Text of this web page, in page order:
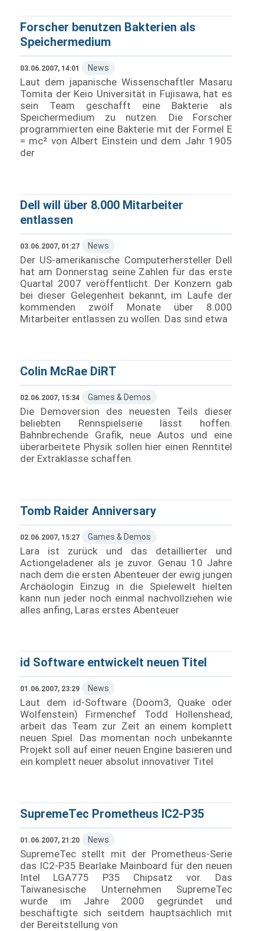
Forscher benutzen Bakterien als
Speichermedium
03.06.2007, 14:01 News
Laut dem japanische Wissenschaftler Masaru
Tomita der Keio Universität in Fujisawa, hat es
sein Team geschafft eine Bakterie als
Speichermedium zu nutzen. Die Forscher
programmierten eine Bakterie mit der Formel E
= mc² von Albert Einstein und dem Jahr 1905
der
Dell will über 8.000 Mitarbeiter
entlassen
03.06.2007, 01:27 News
Der US-amerikanische Computerhersteller Dell
hat am Donnerstag seine Zahlen für das erste
Quartal 2007 veröffentlicht. Der Konzern gab
bei dieser Gelegenheit bekannt, im Laufe der
kommenden zwölf Monate über 8.000
Mitarbeiter entlassen zu wollen. Das sind etwa
Colin McRae DiRT
02.06.2007, 15:34 Games & Demos
Die Demoversion des neuesten Teils dieser
beliebten Rennspielserie lässt hoffen.
Bahnbrechende Grafik, neue Autos und eine
überarbeitete Physik sollen hier einen Renntitel
der Extraklasse schaffen.
Tomb Raider Anniversary
02.06.2007, 15:27 Games & Demos
Lara ist zurück und das detaillierter und
Actiongeladener als je zuvor. Genau 10 Jahre
nach dem die ersten Abenteuer der ewig jungen
Archäologin Einzug in die Spielewelt hielten
kann nun jeder noch einmal nachvollziehen wie
alles anfing, Laras erstes Abenteuer
id Software entwickelt neuen Titel
01.06.2007, 23:29 News
Laut dem id-Software (Doom3, Quake oder
Wolfenstein) Firmenchef Todd Hollenshead,
arbeit das Team zur Zeit an einem komplett
neuen Spiel. Das momentan noch unbekannte
Projekt soll auf einer neuen Engine basieren und
ein komplett neuer absolut innovativer Titel
SupremeTec Prometheus IC2-P35
01.06.2007, 21:20 News
SupremeTec stellt mit der Prometheus-Serie
das IC2-P35 Bearlake Mainboard für den neuen
Intel LGA775 P35 Chipsatz vor. Das
Taiwanesische Unternehmen SupremeTec
wurde im Jahre 2000 gegründet und
beschäftigte sich seitdem hauptsächlich mit
der Bereitstellung von